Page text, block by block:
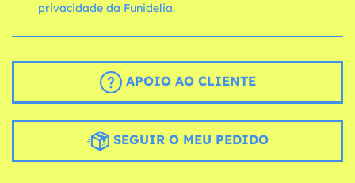
privacidade da Funidelia.
APOIO AO CLIENTE
SEGUIR O MEU PEDIDO